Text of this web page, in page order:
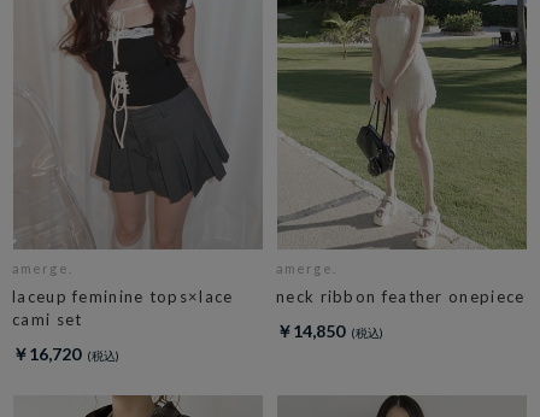
amerge.
laceup feminine tops×lace
cami set
￥16,720
amerge.
neck ribbon feather onepiece
￥14,850